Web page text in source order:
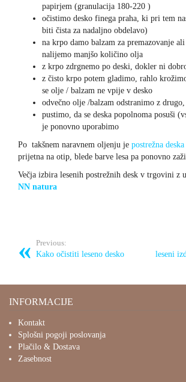
papirjem (granulacija 180-220 )
očistimo desko finega praha, ki pri tem
biti čista za nadaljno obdelavo)
na krpo damo balzam za premazovanje
nalijemo manjšo količino olja
z krpo zdrgnemo po deski, dokler ni
z čisto krpo potem gladimo, rahlo
se olje / balzam ne vpije v desko
odvečno olje /balzam odstranimo z
pustimo, da se deska popolnoma posuši
je ponovno uporabimo
Po takšnem naravnem oljenju je postrežna deska
prijetna na otip, blede barve lesa pa ponovno
Večja izbira lesenih postrežnih desk v trgovini z
NN natura
Previous:
Kako očistiti leseno desko leseni
INFORMACIJE
Kontakt
Splošni pogoji poslovanja
Plačilo & Dostava
Zasebnost